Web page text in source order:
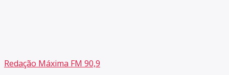
Redação Máxima FM 90,9